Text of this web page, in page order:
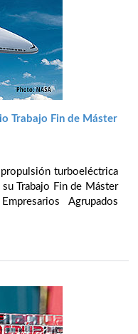
Trabajo Fin de Máster
turboeléctrica
Trabajo Fin de Máster
Agrupados